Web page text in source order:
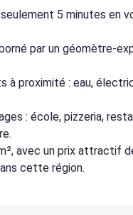
5 minutes en
par un géomètre-
à proximité : eau,
: école, pizzeria,
avec un prix attractif
cette région.